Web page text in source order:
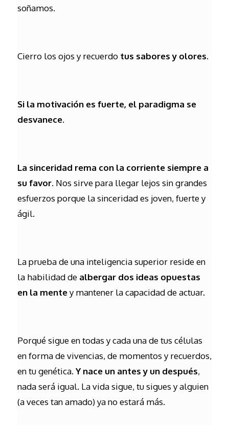
soñamos.
Cierro los ojos y recuerdo tus sabores y olores.
Si la motivación es fuerte, el paradigma se
desvanece.
La sinceridad rema con la corriente siempre a
su favor. Nos sirve para llegar lejos sin grandes
esfuerzos porque la sinceridad es joven, fuerte y
ágil.
La prueba de una inteligencia superior reside en
la habilidad de albergar dos ideas opuestas
en la mentey mantener la capacidad de actuar.
Porqué sigue en todas y cada una de tus células
en forma de vivencias, de momentos y recuerdos,
en tu genética. Y nace un antes y un después,
nada será igual. La vida sigue, tu sigues y alguien
(a veces tan amado) ya no estará más.